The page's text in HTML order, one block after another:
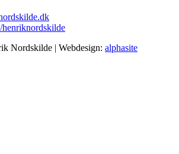
Nordskilde | Webdesign: alphasite